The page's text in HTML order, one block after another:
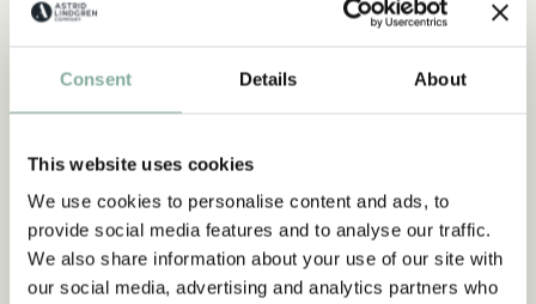
Consent Details About
This website uses cookies
We use cookies to personalise content and ads, to
provide social media features and to analyse our traffic.
We also share information about your use of our site with
our social media, advertising and analytics partners who
Entdecken Sie mehr Einrichtung